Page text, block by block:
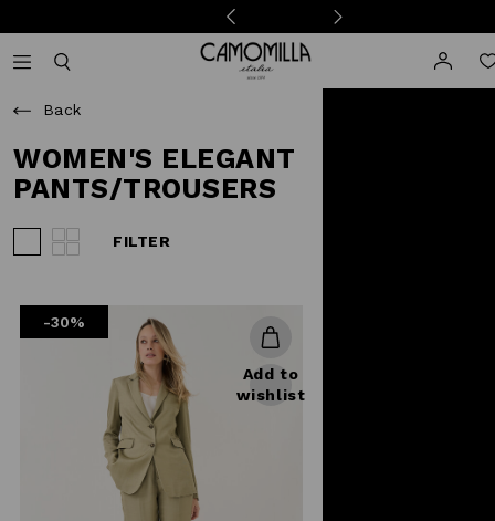
Camomilla Italia®
Back
WOMEN'S ELEGANT
PANTS/TROUSERS
FILTER
-30%
Add to
wishlist